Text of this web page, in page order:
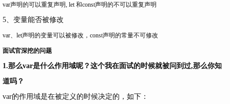
var声明的可以重复声明, let 和const声明的不可以重复声明
5、变量能否被修改
var、let声明的变量可以被修改，const声明的常量不可修改
面试官深挖的问题
1.那么var是什么作用域呢？这个我在面试的时候就被问到过,那么你知
道吗？
var的作用域是在被定义的时候决定的，如下：